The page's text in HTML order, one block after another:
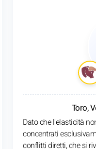
Toro,
Dato che l'elasticità
concentrati
conflitti diretti, che si